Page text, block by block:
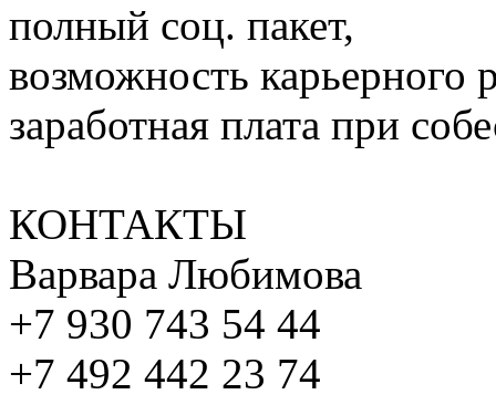
полный соц. пакет,
возможность карьерного
заработная плата при
КОНТАКТЫ
Варвара Любимова
+7 930 743 54 44
+7 492 442 23 74